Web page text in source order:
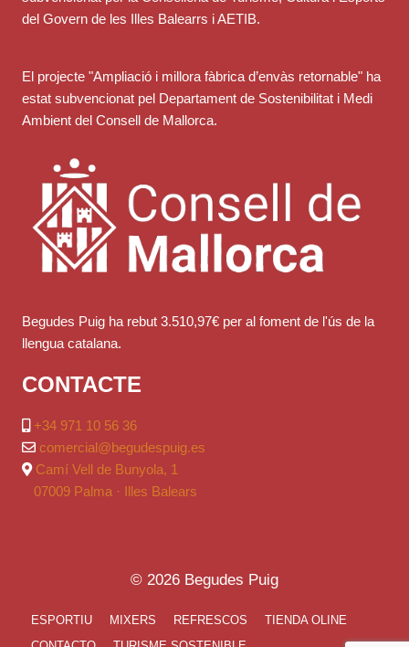
del Govern de les Illes Balearrs i AETIB.
El projecte "Ampliació i millora fàbrica d’envàs retornable" ha
estat subvencionat pel Departament de Sostenibilitat i Medi
Ambient del Consell de Mallorca.
Begudes Puig ha rebut 3.510,97€ per al foment de l'ús de la
llengua catalana.
CONTACTE
+34 971 10 56 36
comercial@begudespuig.es
Camí Vell de Bunyola, 1
07009 Palma · Illes Balears
© 2026 Begudes Puig
ESPORTIU MIXERS REFRESCOS
TIENDA OLINE